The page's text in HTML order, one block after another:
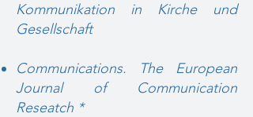
Kommunikation in Kirche und
Gesellschaft
Communications. The European
Journal of Communication
Reseatch *